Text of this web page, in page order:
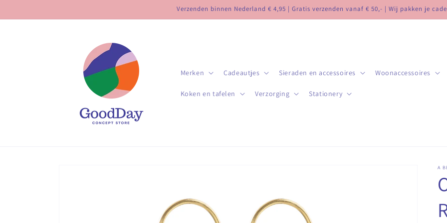
content
Verzenden binnen Nederland € 4,95 | Gratis verzenden vanaf € 50,- | Wij pakken je
Merken Cadeautjes Sieraden en accessoires Woonaccessoires
Koken en tafelen Verzorging Stationery
A